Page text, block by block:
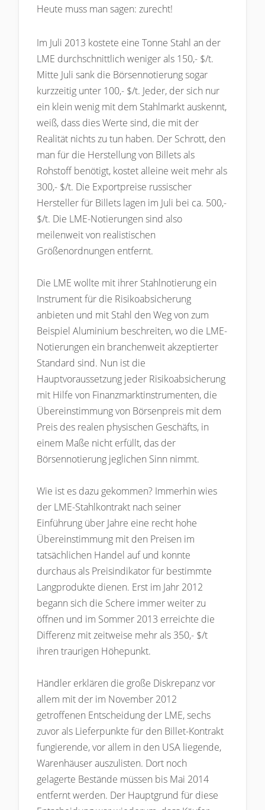
Heute muss man sagen: zurecht!
Im Juli 2013 kostete eine Tonne Stahl an der
LME durchschnittlich weniger als 150,- $/t.
Mitte Juli sank die Börsennotierung sogar
kurzzeitig unter 100,- $/t. Jeder, der sich nur
ein klein wenig mit dem Stahlmarkt auskennt,
weiß, dass dies Werte sind, die mit der
Realität nichts zu tun haben. Der Schrott, den
man für die Herstellung von Billets als
Rohstoff benötigt, kostet alleine weit mehr als
300,- $/t. Die Exportpreise russischer
Hersteller für Billets lagen im Juli bei ca. 500,-
$/t. Die LME-Notierungen sind also
meilenweit von realistischen
Größenordnungen entfernt.
Die LME wollte mit ihrer Stahlnotierung ein
Instrument für die Risikoabsicherung
anbieten und mit Stahl den Weg von zum
Beispiel Aluminium beschreiten, wo die LME-
Notierungen ein branchenweit akzeptierter
Standard sind. Nun ist die
Hauptvoraussetzung jeder Risikoabsicherung
mit Hilfe von Finanzmarktinstrumenten, die
Übereinstimmung von Börsenpreis mit dem
Preis des realen physischen Geschäfts, in
einem Maße nicht erfüllt, das der
Börsennotierung jeglichen Sinn nimmt.
Wie ist es dazu gekommen? Immerhin wies
der LME-Stahlkontrakt nach seiner
Einführung über Jahre eine recht hohe
Übereinstimmung mit den Preisen im
tatsächlichen Handel auf und konnte
durchaus als Preisindikator für bestimmte
Langprodukte dienen. Erst im Jahr 2012
begann sich die Schere immer weiter zu
öffnen und im Sommer 2013 erreichte die
Differenz mit zeitweise mehr als 350,- $/t
ihren traurigen Höhepunkt.
Händler erklären die große Diskrepanz vor
allem mit der im November 2012
getroffenen Entscheidung der LME, sechs
zuvor als Lieferpunkte für den Billet-Kontrakt
fungierende, vor allem in den USA liegende,
Warenhäuser auszulisten. Dort noch
gelagerte Bestände müssen bis Mai 2014
entfernt werden. Der Hauptgrund für diese